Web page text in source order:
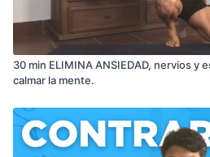
30 min ELIMINA ANSIEDAD, nervios y
calmar la mente.